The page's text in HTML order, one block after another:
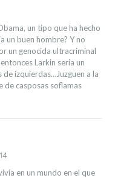
un tipo que ha hecho
un buen hombre? Y no
un genocida ultracriminal
Larkin seria un
de izquierdas…Juzguen a la
de casposas soflamas
en un mundo en el que